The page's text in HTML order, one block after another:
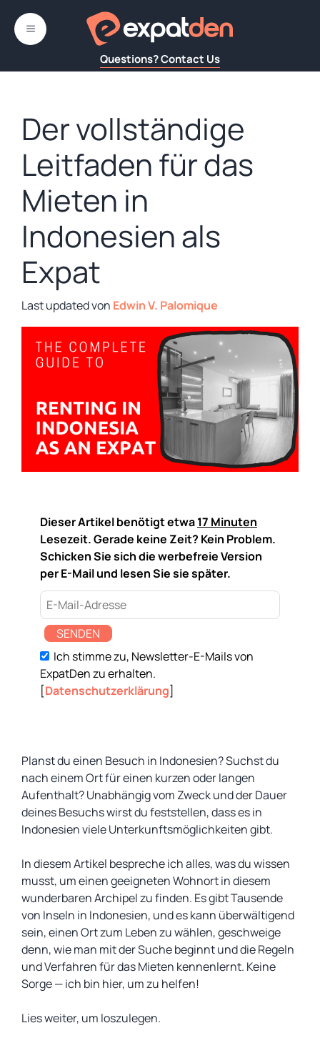
Inhalt
springen
Questions? Contact Us
MENÜ
Der vollständige
Leitfaden für das
Mieten in
Indonesien als
Expat
von Edwin V. Palomique
Dieser Artikel benötigt etwa17 Minuten
Lesezeit. Gerade keine Zeit? Kein Problem.
Schicken Sie sich die werbefreie Version
per E-Mail und lesen Sie sie später.
SENDEN
Ich stimme zu, Newsletter-E-Mails von
ExpatDen zu erhalten.
[Datenschutzerklärung]
Planst du einen Besuch in Indonesien? Suchst du
nach einem Ort für einen kurzen oder langen
Aufenthalt? Unabhängig vom Zweck und der Dauer
deines Besuchs wirst du feststellen, dass es in
Indonesien viele Unterkunftsmöglichkeiten gibt.
In diesem Artikel bespreche ich alles, was du wissen
musst, um einen geeigneten Wohnort in diesem
wunderbaren Archipel zu finden. Es gibt Tausende
von Inseln in Indonesien, und es kann überwältigend
sein, einen Ort zum Leben zu wählen, geschweige
denn, wie man mit der Suche beginnt und die Regeln
und Verfahren für das Mieten kennenlernt. Keine
Sorge — ich bin hier, um zu helfen!
Lies weiter, um loszulegen.